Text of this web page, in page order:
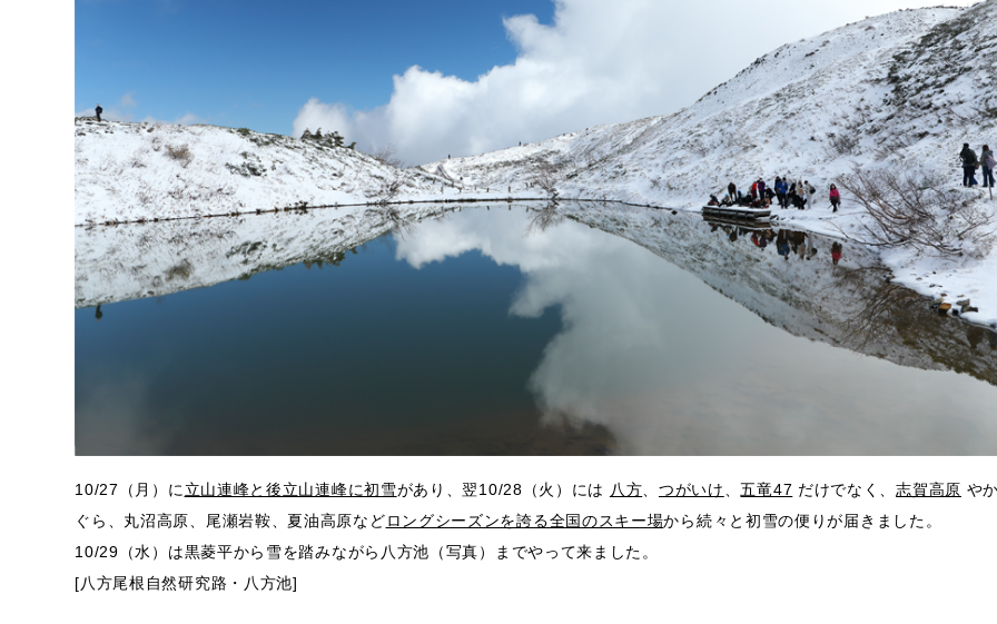
10/27（月）に 立山連峰と後立山連峰に初雪があり、翌10/28（火）には 八方 つがいけ 、五竜47 だけでなく、志賀高原 や
ぐら、丸沼高原、尾瀬岩鞍、夏油高原などロングシーズンを誇る全国のスキー場から続々と初雪の便りが届きました。
10/29（水）は黒菱平から雪を踏みながら八方池（写真）までやって来ました。
[八方尾根自然研究路・八方池]